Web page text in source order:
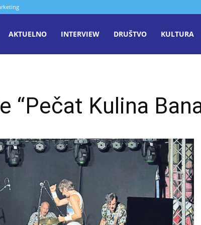
AKTUELNO INTERVIEW DRUŠTVO KULTURA
“Pečat Kulina